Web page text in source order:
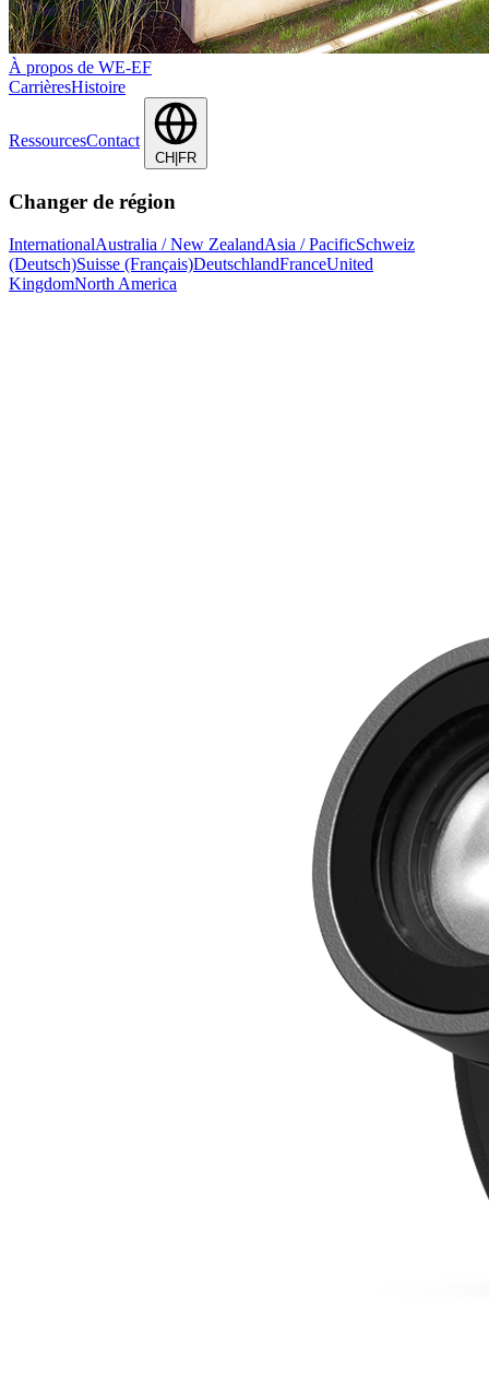
À propos de WE-EF
CarrièresHistoire
RessourcesContact
CH|FR
Changer de région
InternationalAustralia / New ZealandAsia / PacificSchweiz
(Deutsch)Suisse (Français)DeutschlandFranceUnited
KingdomNorth America